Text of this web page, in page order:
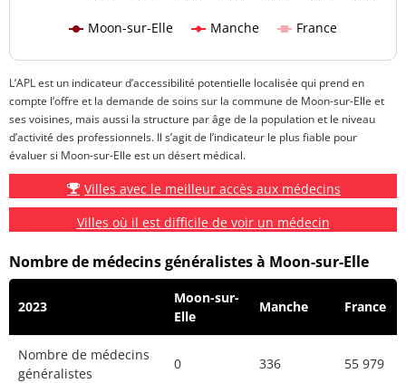
Moon-sur-Elle Manche France
L’APL est un indicateur d’accessibilité potentielle localisée qui prend en
compte l’offre et la demande de soins sur la commune de Moon-sur-Elle et
ses voisines, mais aussi la structure par âge de la population et le niveau
d’activité des professionnels. Il s’agit de l’indicateur le plus fiable pour
évaluer si Moon-sur-Elle est un désert médical.
Villes avec le meilleur accès aux médecins
Villes où il est difficile de voir un médecin
Nombre de médecins généralistes à Moon-sur-Elle
2023
Moon-sur-
Elle
Manche France
Nombre de médecins
généralistes
0 336 55 979